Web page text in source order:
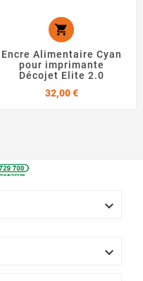

Encre Alimentaire Cyan
pour imprimante
Décojet Elite 2.0
32,00 €Prix

